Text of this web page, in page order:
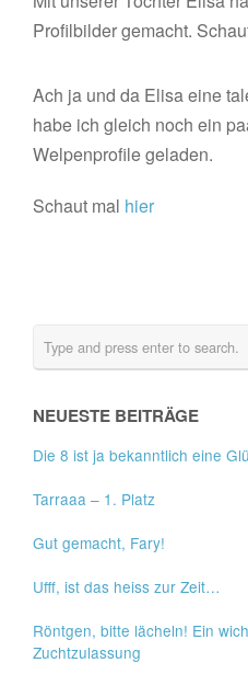
Profilbilder gemacht.
Ach ja und da Elisa eine
habe ich gleich noch ein
Welpenprofile geladen.
Schaut mal hier
NEUESTE BEITRÄGE
Die 8 ist ja bekanntlich eine
Tarraaa – 1. Platz
Gut gemacht, Fary!
Ufff, ist das heiss zur Zeit…
Röntgen, bitte lächeln! Ein
Zuchtzulassung